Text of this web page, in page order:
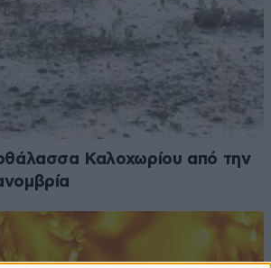
Καλοχωρίου από την